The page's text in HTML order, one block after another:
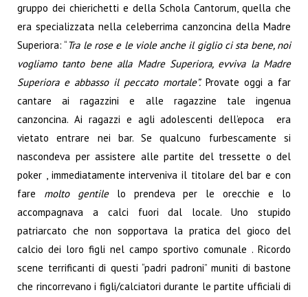
gruppo dei chierichetti e della Schola Cantorum, quella che
era specializzata nella celeberrima canzoncina della Madre
Superiora: “Tra le rose e le viole anche il giglio ci sta bene, noi
vogliamo tanto bene alla Madre Superiora, evviva la Madre
Superiora e abbasso il peccato mortale”.Provate oggi a far
cantare ai ragazzini e alle ragazzine tale ingenua
canzoncina. Ai ragazzi e agli adolescenti dell’epoca era
vietato entrare nei bar. Se qualcuno furbescamente si
nascondeva per assistere alle partite del tressette o del
poker , immediatamente interveniva il titolare del bar e con
fare molto gentilelo prendeva per le orecchie e lo
accompagnava a calci fuori dal locale. Uno stupido
patriarcato che non sopportava la pratica del gioco del
calcio dei loro figli nel campo sportivo comunale . Ricordo
scene terrificanti di questi “padri padroni” muniti di bastone
che rincorrevano i figli/calciatori durante le partite ufficiali di